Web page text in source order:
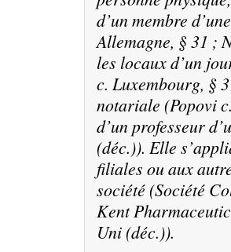
d’un membre
Allemagne, § 31 ;
les locaux d’un
c. Luxembourg, §
notariale (Popovi
d’un professeur
(déc.)). Elle
filiales ou aux
société (Société
Kent
Uni (déc.)).